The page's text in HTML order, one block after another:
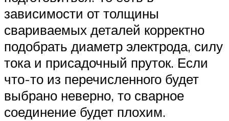
зависимости от толщины
свариваемых деталей корректно
подобрать диаметр электрода, силу
тока и присадочный пруток. Если
что-то из перечисленного будет
выбрано неверно, то сварное
соединение будет плохим.